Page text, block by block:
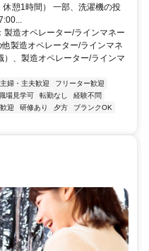
憩1時間） 一部、洗濯機の投
造オペレーター/ラインマネー
製造オペレーター/ラインマネ
）、製造オペレーター/ラインマ
主婦・主夫歓迎
フリーター歓迎
場見学可 転勤なし
経験不問
迎 研修あり 夕方
ブランクOK